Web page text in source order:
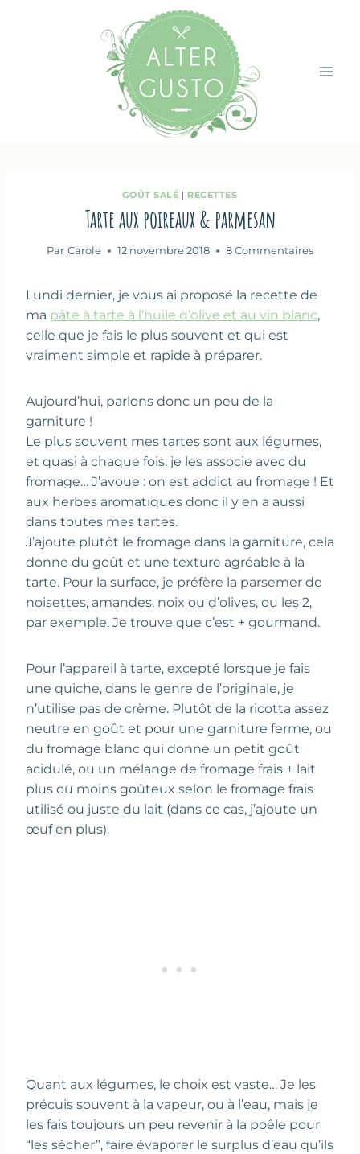
GOÛT SALÉ | RECETTES
Tarte aux poireaux & parmesan
Par Carole 12 novembre 2018 8 Commentaires
Lundi dernier, je vous ai proposé la recette de
ma pâte à tarte à l’huile d’olive et au vin blanc,
celle que je fais le plus souvent et qui est
vraiment simple et rapide à préparer.
Aujourd’hui, parlons donc un peu de la
garniture !
Le plus souvent mes tartes sont aux légumes,
et quasi à chaque fois, je les associe avec du
fromage… J’avoue : on est addict au fromage ! Et
aux herbes aromatiques donc il y en a aussi
dans toutes mes tartes.
J’ajoute plutôt le fromage dans la garniture, cela
donne du goût et une texture agréable à la
tarte. Pour la surface, je préfère la parsemer de
noisettes, amandes, noix ou d’olives, ou les 2,
par exemple. Je trouve que c’est + gourmand.
Pour l’appareil à tarte, excepté lorsque je fais
une quiche, dans le genre de l’originale, je
n’utilise pas de crème. Plutôt de la ricotta assez
neutre en goût et pour une garniture ferme, ou
du fromage blanc qui donne un petit goût
acidulé, ou un mélange de fromage frais + lait
plus ou moins goûteux selon le fromage frais
utilisé ou juste du lait (dans ce cas, j’ajoute un
œuf en plus).
Quant aux légumes, le choix est vaste… Je les
précuis souvent à la vapeur, ou à l’eau, mais je
les fais toujours un peu revenir à la poêle pour
“les sécher”, faire évaporer le surplus d’eau qu’ils